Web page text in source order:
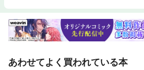
あわせてよく買われている本